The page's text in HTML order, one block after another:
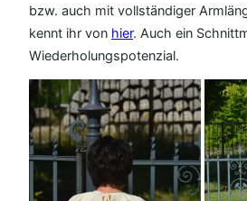
bzw. auch mit vollständiger
kennt ihr von hier. Auch ein
Wiederholungspotenzial.